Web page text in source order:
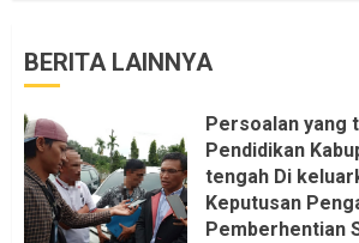
BERITA LAINNYA
Persoalan yang
Pendidikan
tengah Di
Keputusan
Pemberhentian